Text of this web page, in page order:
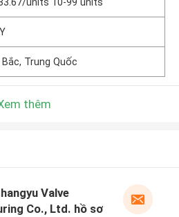
Bắc, Trung Quốc
thêm
Valve
Co., Ltd. hồ sơ